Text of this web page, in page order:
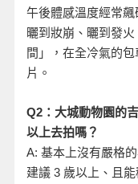
午後體感溫度經常飆
曬到妝崩、曬到發
間」，在全冷氣的
片。
Q2：大城動物園的
以上去拍嗎？
A: 基本上沒有嚴格
建議 3 歲以上、且